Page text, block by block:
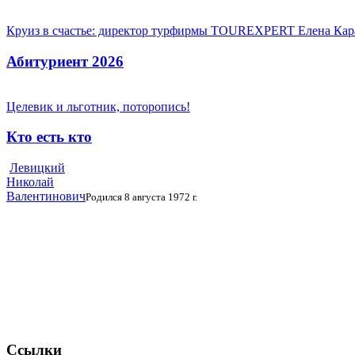
Круиз в счастье: директор турфирмы TOUREXPERT Елена
Абитуриент 2026
Целевик и льготник, поторопись!
Кто есть кто
Левицкий
Николай
ВалентиновичРодился 8 августа 1972 г.
Ссылки